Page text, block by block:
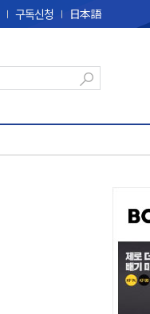
구독신청 日本語